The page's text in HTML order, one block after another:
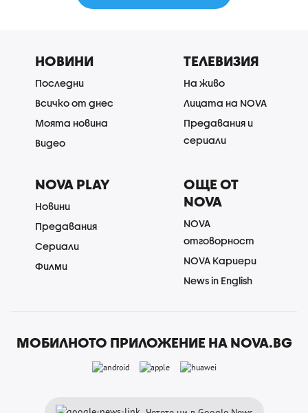
НОВИНИ
Последни
Всичко от днес
Моята новина
Видео
ТЕЛЕВИЗИЯ
На живо
Лицата на NOVA
Предавания и
сериали
NOVA PLAY
Новини
Предавания
Сериали
Филми
ОЩЕ ОТ
NOVA
NOVA
отговорност
NOVA Кариери
News in English
МОБИЛНОТО ПРИЛОЖЕНИЕ НА NOVA.BG